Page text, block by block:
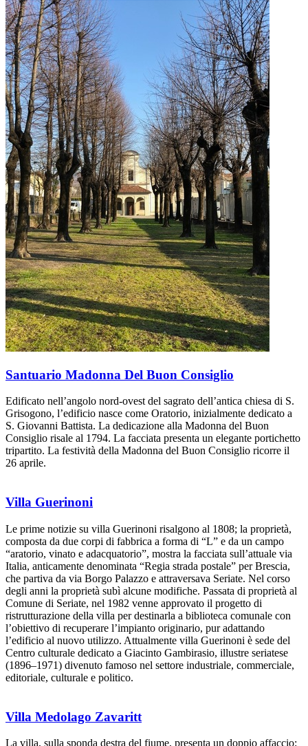
Santuario Madonna Del Buon Consiglio
Edificato nell’angolo nord-ovest del sagrato dell’antica chiesa di S.
Grisogono, l’edificio nasce come Oratorio, inizialmente dedicato a
S. Giovanni Battista. La dedicazione alla Madonna del Buon
Consiglio risale al 1794. La facciata presenta un elegante portichetto
tripartito. La festività della Madonna del Buon Consiglio ricorre il
26 aprile.
Villa Guerinoni
Le prime notizie su villa Guerinoni risalgono al 1808; la proprietà,
composta da due corpi di fabbrica a forma di “L” e da un campo
“aratorio, vinato e adacquatorio”, mostra la facciata sull’attuale via
Italia, anticamente denominata “Regia strada postale” per Brescia,
che partiva da via Borgo Palazzo e attraversava Seriate. Nel corso
degli anni la proprietà subì alcune modifiche. Passata di proprietà al
Comune di Seriate, nel 1982 venne approvato il progetto di
ristrutturazione della villa per destinarla a biblioteca comunale con
l’obiettivo di recuperare l’impianto originario, pur adattando
l’edificio al nuovo utilizzo. Attualmente villa Guerinoni è sede del
Centro culturale dedicato a Giacinto Gambirasio, illustre seriatese
(1896–1971) divenuto famoso nel settore industriale, commerciale,
editoriale, culturale e politico.
Villa Medolago Zavaritt
La villa, sulla sponda destra del fiume, presenta un doppio affaccio: